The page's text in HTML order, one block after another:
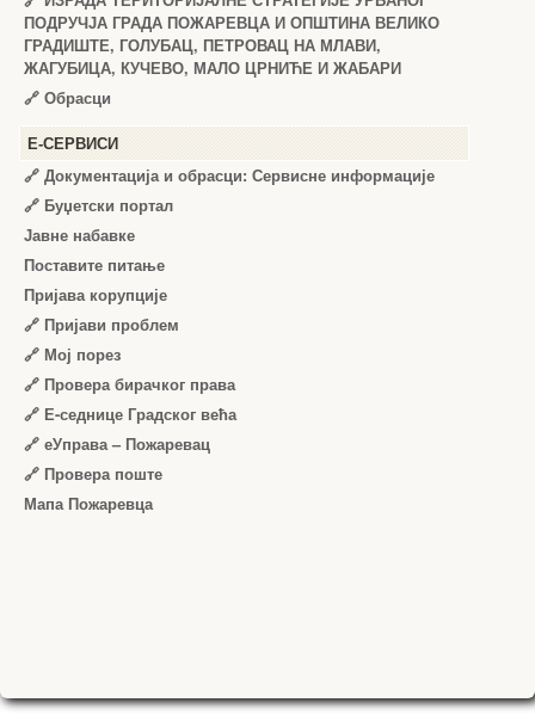
ПОДРУЧЈА ГРАДА ПОЖАРЕВЦА И ОПШТИНА ВЕЛИКО
ГРАДИШТЕ, ГОЛУБАЦ, ПЕТРОВАЦ НА МЛАВИ,
ЖАГУБИЦА, КУЧЕВО, МАЛО ЦРНИЋЕ И ЖАБАРИ
🔗 Обрасци
Е-СЕРВИСИ
🔗 Документација и обрасци: Сервисне информације
🔗 Буџетски портал
Јавне набавке
Поставите питање
Пријава корупције
🔗 Пријави проблем
🔗 Мој порез
🔗 Провера бирачког права
🔗 Е-седнице Градског већа
🔗 еУправа – Пожаревац
🔗 Провера поште
Мапа Пожаревца